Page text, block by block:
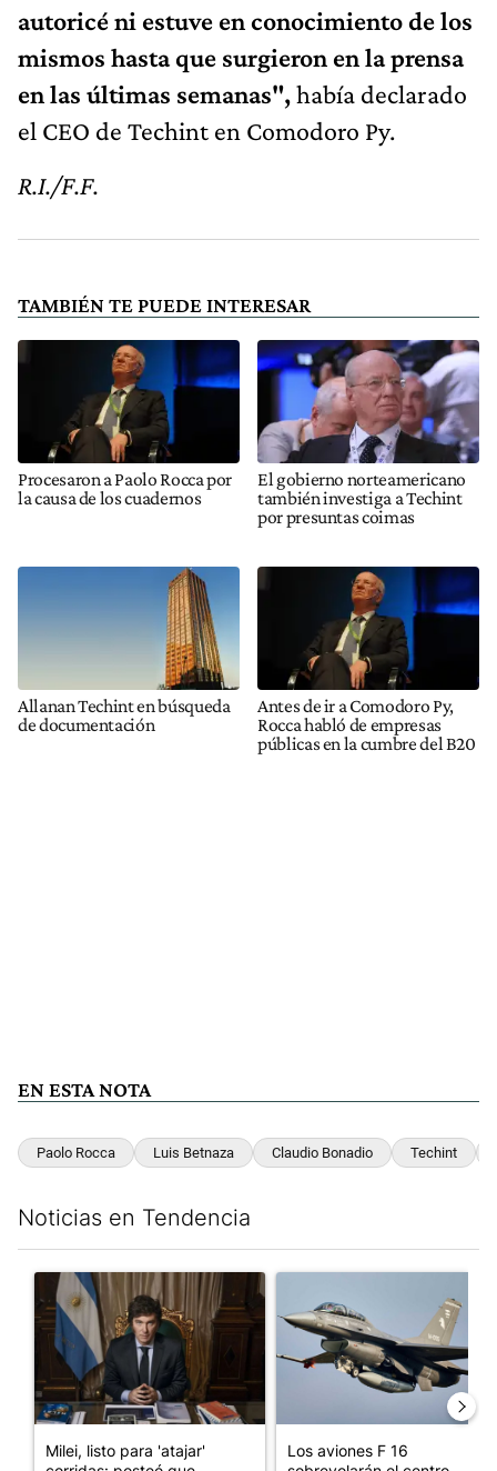
autoricé ni estuve en conocimiento de los
mismos hasta que surgieron en la prensa
en las últimas semanas",había declarado
el CEO de Techint en Comodoro Py.
R.I./F.F.
TAMBIÉN TE PUEDE INTERESAR
Procesaron a Paolo Rocca por
la causa de los cuadernos
El gobierno norteamericano
también investiga a Techint
por presuntas coimas
Allanan Techint en búsqueda
de documentación
Antes de ir a Comodoro Py,
Rocca habló de empresas
públicas en la cumbre del B20
EN ESTA NOTA
Paolo Rocca Luis Betnaza Claudio Bonadio Techint
Noticias en Tendencia
Un artículo de tendencia con el título "Milei, listo para 'atajar'
Milei, listo para 'atajar'
Los aviones F 16